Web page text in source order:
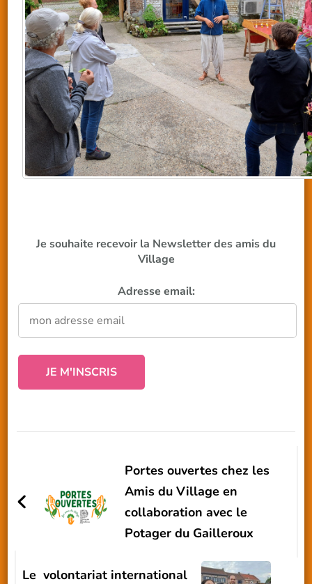
Je souhaite recevoir la Newsletter des amis du
Village
Adresse email:
Portes ouvertes chez les
Amis du Village en
collaboration avec le
Potager du Gailleroux
Le volontariat international